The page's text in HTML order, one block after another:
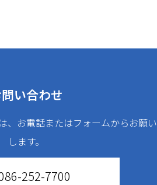
い合わせ
、お電話またはフォームからお願い
します。
252-7700